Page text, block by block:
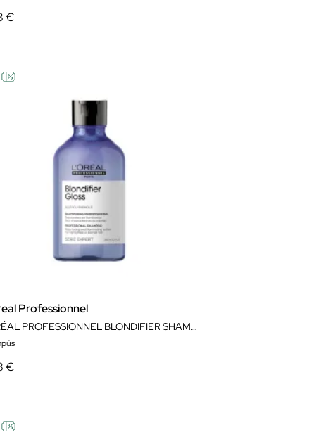
€
Professionnel
L'ORÉAL PROFESSIONNEL BLONDIFIER SHAMPOO GLOSS 300ML
€